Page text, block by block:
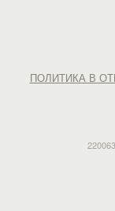
ПОЛИТИКА В